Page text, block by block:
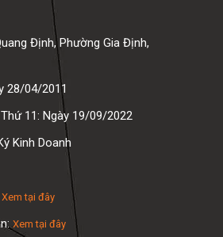
Định, Phường Gia Định,
28/04/2011
11: Ngày 19/09/2022
Kinh Doanh
Xem tại đây
Xem tại đây